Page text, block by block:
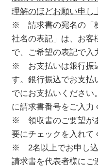
理解のほどお願い申し
※ 請求書の宛名の「
社名の表記」は、お客
で、ご希望の表記で入
※ お支払いは銀行振
す。銀行振込でお支払
でにお支払いください
に請求書番号をご入力
※ 領収書のご要望が
要にチェックを入れて
※ 2名以上でお申し込
請求書を代表者様にご